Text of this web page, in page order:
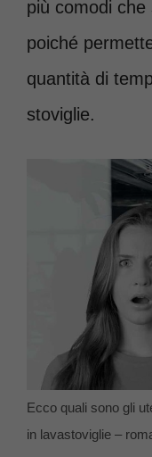
più comodi
poiché
quantità di
stoviglie.
Ecco quali sono gli
in lavastoviglie –